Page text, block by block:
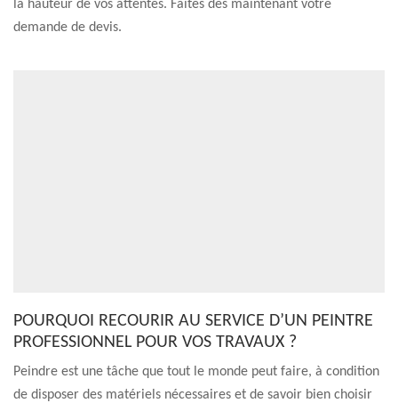
la hauteur de vos attentes. Faites dès maintenant votre
demande de devis.
POURQUOI RECOURIR AU SERVICE D’UN PEINTRE
PROFESSIONNEL POUR VOS TRAVAUX ?
Peindre est une tâche que tout le monde peut faire, à condition
de disposer des matériels nécessaires et de savoir bien choisir